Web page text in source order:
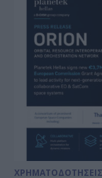
ΧΡΗΜΑΤΟΔΟΤΗΣΕΙΣ